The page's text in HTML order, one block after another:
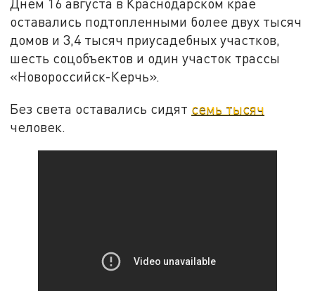
Днем 16 августа в Краснодарском крае
оставались подтопленными более двух тысяч
домов и 3,4 тысяч приусадебных участков,
шесть соцобъектов и один участок трассы
«Новороссийск-Керчь».
Без света оставались сидят семь тысяч
человек.